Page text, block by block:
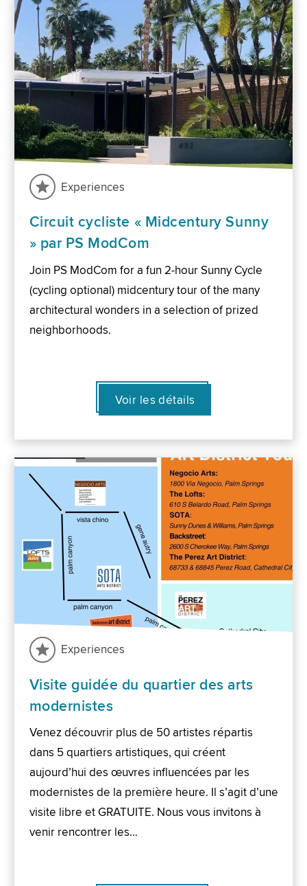
Experiences
Circuit cycliste « Midcentury Sunny
» par PS ModCom
Join PS ModCom for a fun 2-hour Sunny Cycle
(cycling optional) midcentury tour of the many
architectural wonders in a selection of prized
neighborhoods.
Voir les détails
Experiences
Visite guidée du quartier des arts
modernistes
Venez découvrir plus de 50 artistes répartis
dans 5 quartiers artistiques, qui créent
aujourd’hui des œuvres influencées par les
modernistes de la première heure. Il s’agit d’une
visite libre et GRATUITE. Nous vous invitons à
venir rencontrer les…